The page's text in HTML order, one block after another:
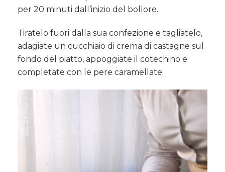
per 20 minuti dall’inizio del bollore.
Tiratelo fuori dalla sua confezione e tagliatelo,
adagiate un cucchiaio di crema di castagne sul
fondo del piatto, appoggiate il cotechino e
completate con le pere caramellate.